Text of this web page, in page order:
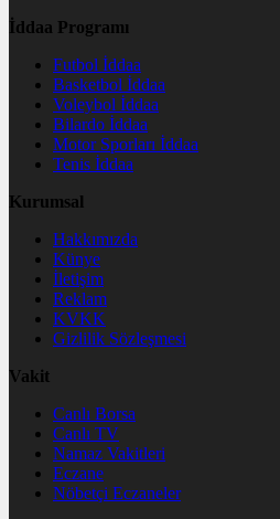
İddaa Programı
Futbol İddaa
Basketbol İddaa
Voleybol İddaa
Bilardo İddaa
Motor Sporları İddaa
Tenis İddaa
Kurumsal
Hakkımızda
Künye
İletişim
Reklam
KVKK
Gizlilik Sözleşmesi
Vakit
Canlı Borsa
Canlı TV
Namaz Vakitleri
Eczane
Nöbetçi Eczaneler